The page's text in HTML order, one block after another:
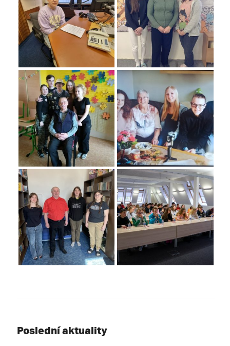
Poslední aktuality